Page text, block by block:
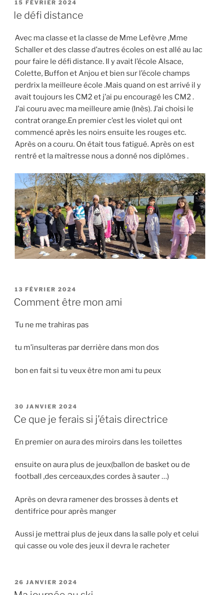
PUBLIÉ
LE
15 FÉVRIER 2024
le défi distance
Avec ma classe et la classe de Mme Lefèvre ,Mme
Schaller et des classe d’autres écoles on est allé au lac
pour faire le défi distance. Il y avait l’école Alsace,
Colette, Buffon et Anjou et bien sur l’école champs
perdrix la meilleure école .Mais quand on est arrivé il y
avait toujours les CM2 et j’ai pu encouragé les CM2 .
J’ai couru avec ma meilleure amie (Inès). J’ai choisi le
contrat orange.En premier c’est les violet qui ont
commencé après les noirs ensuite les rouges etc.
Après on a couru. On était tous fatigué. Après on est
rentré et la maîtresse nous a donné nos diplômes .
PUBLIÉ
LE
13 FÉVRIER 2024
Comment être mon ami
Tu ne me trahiras pas
tu m’insulteras par derrière dans mon dos
bon en fait si tu veux être mon ami tu peux
PUBLIÉ
LE
30 JANVIER 2024
Ce que je ferais si j’étais directrice
En premier on aura des miroirs dans les toilettes
ensuite on aura plus de jeux(ballon de basket ou de
football ,des cerceaux,des cordes à sauter …)
Après on devra ramener des brosses à dents et
dentifrice pour après manger
Aussi je mettrai plus de jeux dans la salle poly et celui
qui casse ou vole des jeux il devra le racheter
PUBLIÉ
LE
26 JANVIER 2024